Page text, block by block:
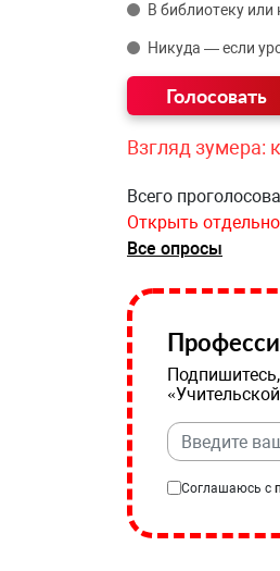
В библиотеку
Никуда — если
Взгляд зумера:
Всего
Открыть отдельно
Все опросы
Соглашаюсь с